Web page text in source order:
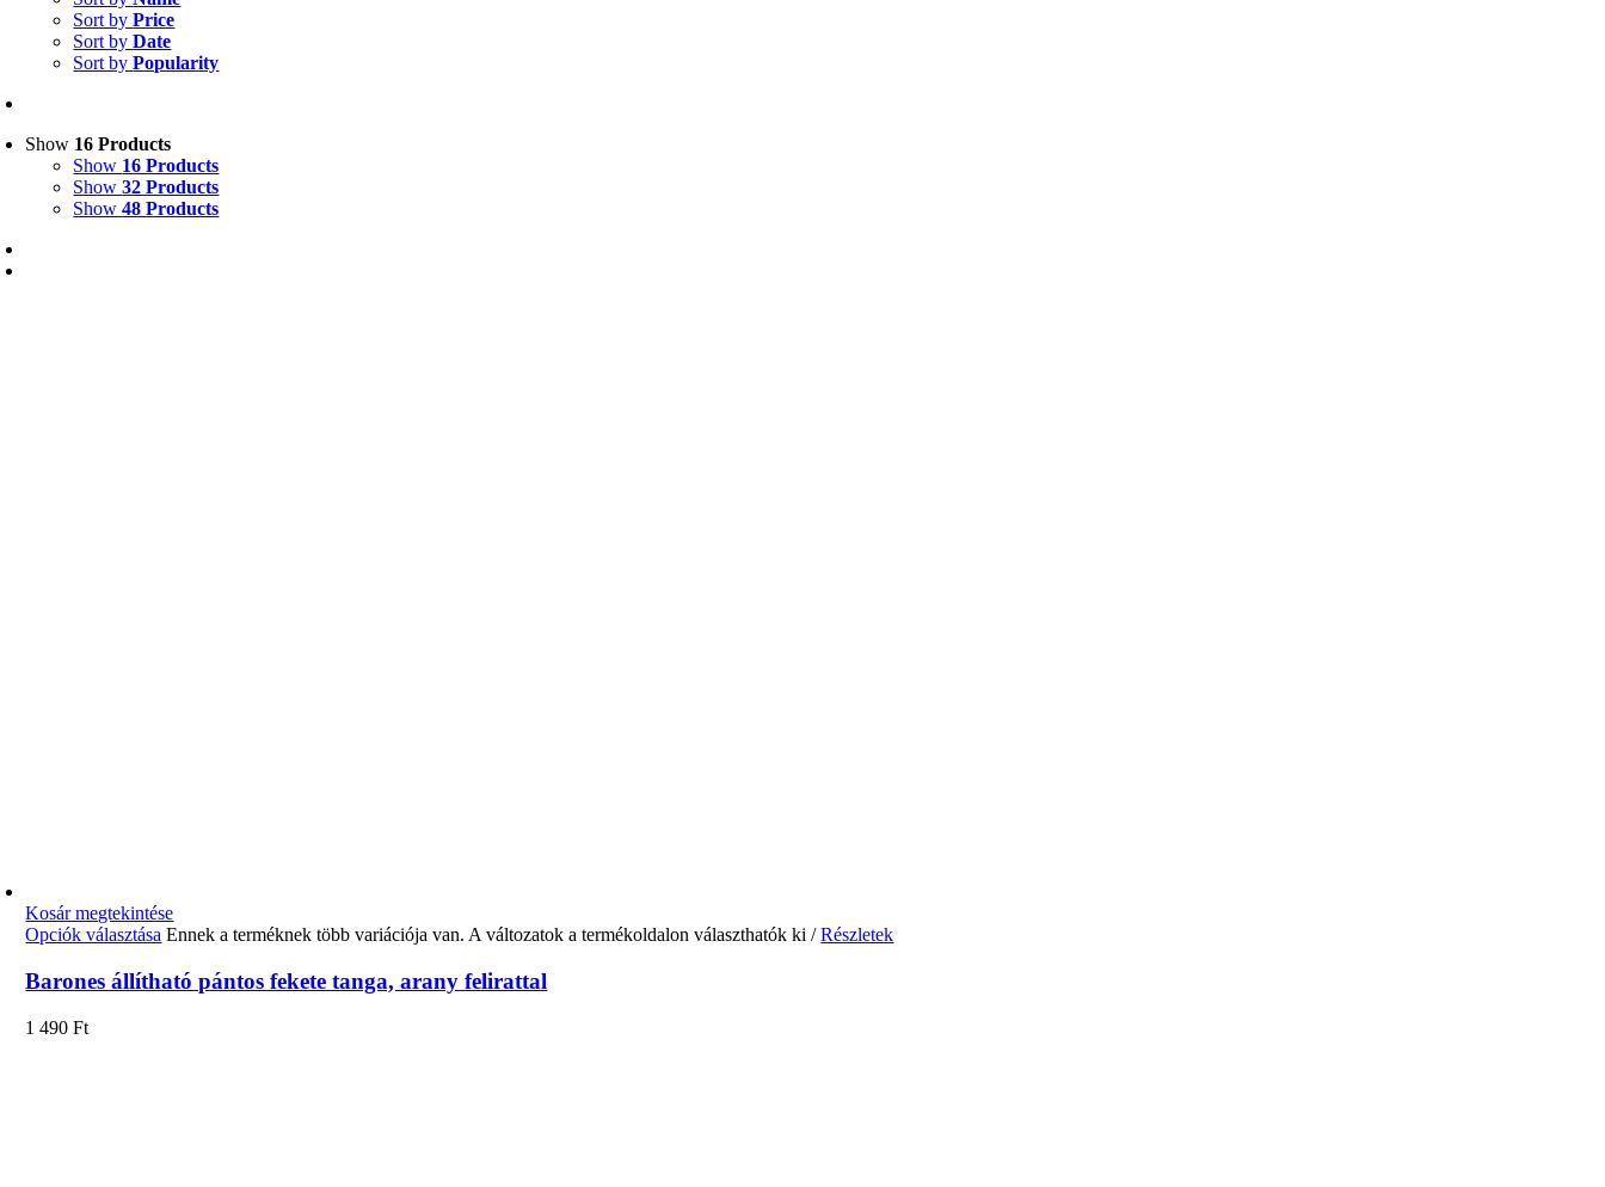
Sort byPrice
Sort byDate
Sort byPopularity
Show 16 Products
Show 16 Products
Show32 Products
Show48 Products
Kosár megtekintése
Opciók választása Ennek a terméknek több variációja van. A változatok a termékoldalon választhatók ki/ Részletek
Barones állítható pántos fekete tanga, arany felirattal
1 490Ft